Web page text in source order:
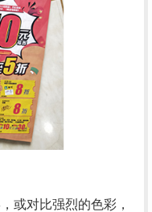
或对比强烈的色彩，